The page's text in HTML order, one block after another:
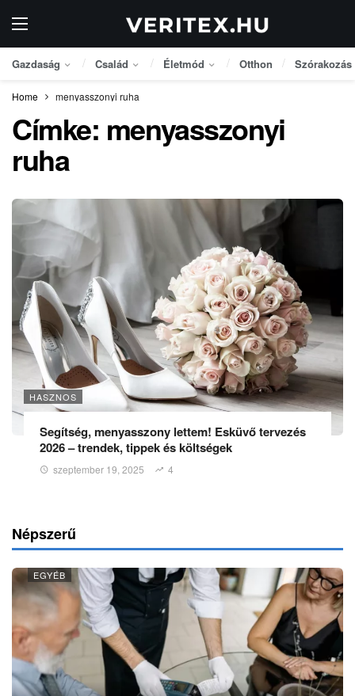
Gazdaság Család Életmód Otthon Szórakozás
Home menyasszonyi ruha
Címke: menyasszonyi
ruha
HASZNOS
Segítség, menyasszony lettem! Esküvő tervezés
2026 – trendek, tippek és költségek
szeptember 19, 2025 4
Népszerű
EGYÉB